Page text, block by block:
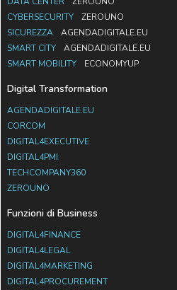
CYBERSECURITY
ZEROUNO
SICUREZZA
AGENDADIGITALE.EU
SMART CITY
AGENDADIGITALE.EU
SMART MOBILITY
ECONOMYUP
Digital Transformation
AGENDADIGITALE.EU
CORCOM
DIGITAL4EXECUTIVE
DIGITAL4PMI
TECHCOMPANY360
ZEROUNO
Funzioni di Business
DIGITAL4FINANCE
DIGITAL4LEGAL
DIGITAL4MARKETING
DIGITAL4PROCUREMENT